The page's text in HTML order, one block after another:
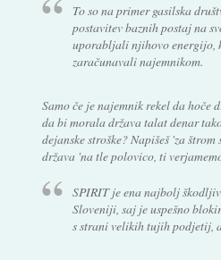
To so na primer gasilska
postavitev baznih postaj na
uporabljali njihovo energijo,
zaračunavali najemnikom.
Samo če je najemnik rekel da hoče
da bi morala država talat denar
dejanske stroške? Napišeš 'za
država 'na tle polovico, ti
SPIRIT je ena najbolj
Sloveniji, saj je uspešno
s strani velikih tujih podjetij,